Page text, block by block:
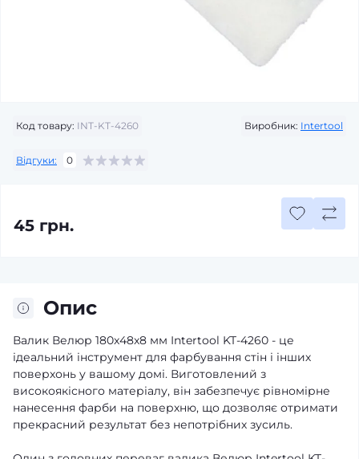
Код товару: INT-KT-4260 Виробник: Intertool
Відгуки: 0
45 грн.
Опис
Валик Велюр 180x48x8 мм Intertool KT-4260 - це
ідеальний інструмент для фарбування стін і інших
поверхонь у вашому домі. Виготовлений з
високоякісного матеріалу, він забезпечує рівномірне
нанесення фарби на поверхню, що дозволяє отримати
прекрасний результат без непотрібних зусиль.